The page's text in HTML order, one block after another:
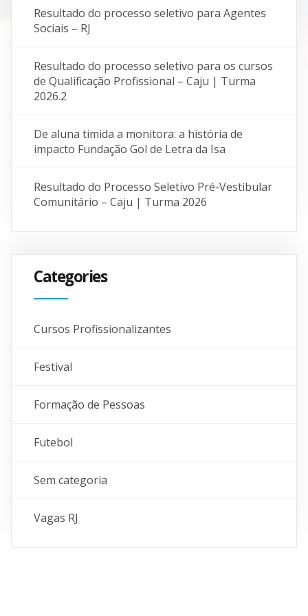
Resultado do processo seletivo para Agentes
Sociais – RJ
Resultado do processo seletivo para os cursos
de Qualificação Profissional – Caju | Turma
2026.2
De aluna tímida a monitora: a história de
impacto Fundação Gol de Letra da Isa
Resultado do Processo Seletivo Pré-Vestibular
Comunitário – Caju | Turma 2026
Categories
Cursos Profissionalizantes
Festival
Formação de Pessoas
Futebol
Sem categoria
Vagas RJ